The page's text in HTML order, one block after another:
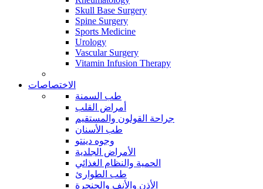
Skull Base Surgery
Spine Surgery
Sports Medicine
Urology
Vascular Surgery
Vitamin Infusion Therapy
الاختصاصات
طب السمنة
أمراض القلب
جراحة القولون والمستقيم
طب الأسنان
وجوه دينتو
الأمراض الجلدية
الحمية والنظام الغذائي
طب الطوارئ
الأذن والأنف والحنجرة